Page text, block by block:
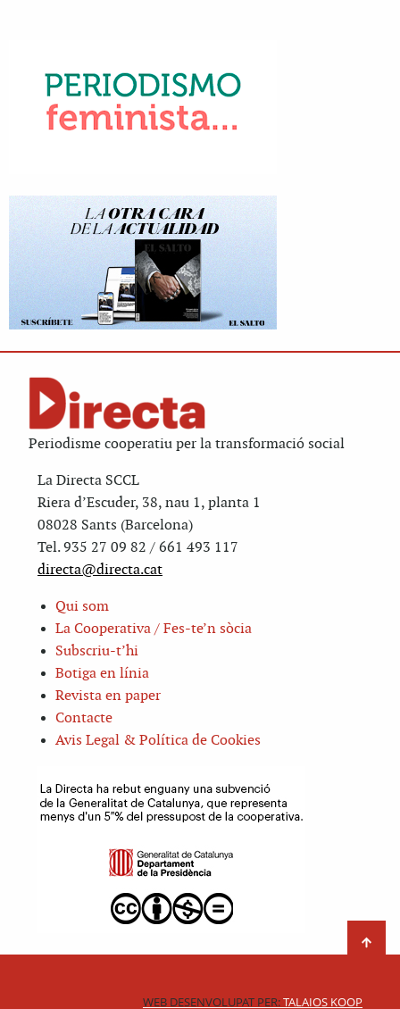
Periodisme cooperatiu per la transformació social
La Directa SCCL
Riera d’Escuder, 38, nau 1, planta 1
08028 Sants (Barcelona)
Tel. 935 27 09 82 / 661 493 117
directa@directa.cat
Qui som
La Cooperativa / Fes-te’n sòcia
Subscriu-t’hi
Botiga en línia
Revista en paper
Contacte
Avis Legal & Política de Cookies
WEB DESENVOLUPAT PER:TALAIOS KOOP